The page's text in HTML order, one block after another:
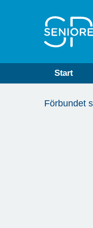
Start
är
Förbundet